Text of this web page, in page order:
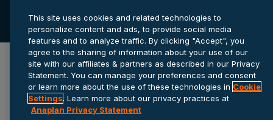
© 2026 Anaplan, Inc. All rights reserved.
This site uses cookies and related technologies to
personalize content and ads, to provide social media
features and to analyze traffic. By clicking "Accept", you
agree to the sharing of information about your use of our
site with our affiliates & partners as described in our Privacy
Statement. You can manage your preferences and consent
or learn more about the use of these technologies in Cookie
Settings. Learn more about our privacy practices at
Anaplan Privacy Statement